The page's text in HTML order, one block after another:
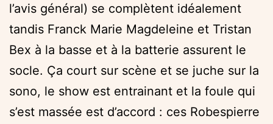
l’avis général) se complètent idéalement
tandis Franck Marie Magdeleine et Tristan
Bex à la basse et à la batterie assurent le
socle. Ça court sur scène et se juche sur la
sono, le show est entrainant et la foule qui
s’est massée est d’accord : ces Robespierre